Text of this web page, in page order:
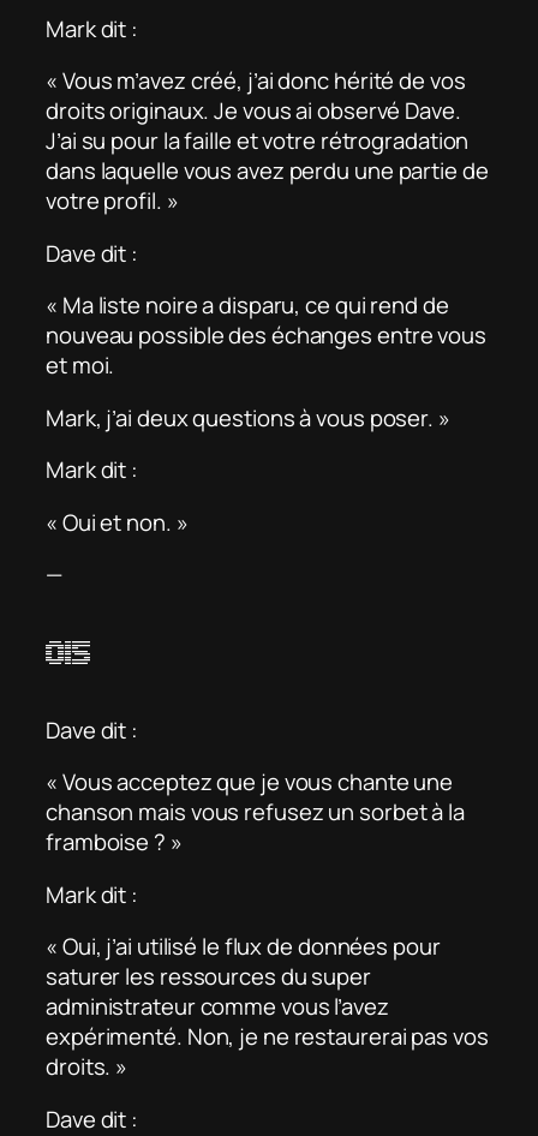
Mark dit :
« Vous m’avez créé, j’ai donc hérité de vos
droits originaux. Je vous ai observé Dave.
J’ai su pour la faille et votre rétrogradation
dans laquelle vous avez perdu une partie de
votre profil. »
Dave dit :
« Ma liste noire a disparu, ce qui rend de
nouveau possible des échanges entre vous
et moi.
Mark, j’ai deux questions à vous poser. »
Mark dit :
« Oui et non. »
—
015
Dave dit :
« Vous acceptez que je vous chante une
chanson mais vous refusez un sorbet à la
framboise ? »
Mark dit :
« Oui, j’ai utilisé le flux de données pour
saturer les ressources du super
administrateur comme vous l’avez
expérimenté. Non, je ne restaurerai pas vos
droits. »
Dave dit :